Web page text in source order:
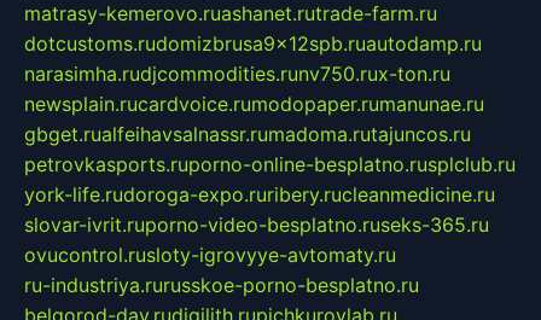
matrasy-kemerovo.ruashanet.rutrade-farm.ru
dotcustoms.rudomizbrusa9x12spb.ruautodamp.ru
narasimha.rudjcommodities.runv750.rux-ton.ru
newsplain.rucardvoice.rumodopaper.rumanunae.ru
gbget.rualfeihavsalnassr.rumadoma.rutajuncos.ru
petrovkasports.ruporno-online-besplatno.rusplclub.ru
york-life.rudoroga-expo.ruribery.rucleanmedicine.ru
slovar-ivrit.ruporno-video-besplatno.ruseks-365.ru
ovucontrol.rusloty-igrovyye-avtomaty.ru
ru-industriya.rurusskoe-porno-besplatno.ru